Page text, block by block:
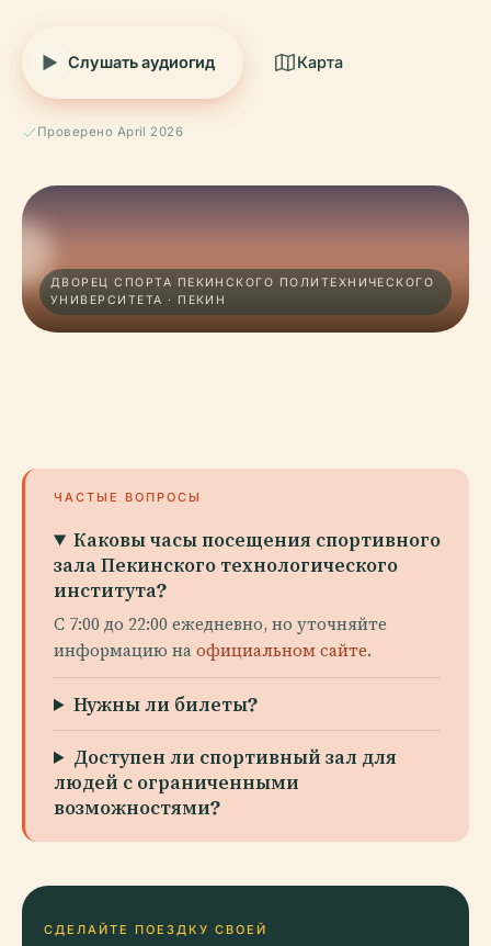
Слушать аудиогид Карта
Проверено April 2026
ДВОРЕЦ СПОРТА ПЕКИНСКОГО ПОЛИТЕХНИЧЕСКОГО
УНИВЕРСИТЕТА · ПЕКИН
ЧАСТЫЕ ВОПРОСЫ
Каковы часы посещения спортивного
зала Пекинского технологического
института?
С 7:00 до 22:00 ежедневно, но уточняйте
информацию наофициальном сайте.
Нужны ли билеты?
Доступен ли спортивный зал для
людей с ограниченными
возможностями?
СДЕЛАЙТЕ ПОЕЗДКУ СВОЕЙ